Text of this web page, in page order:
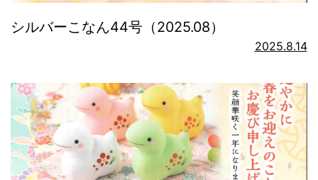
シルバーこなん44号（2025.08）
2025.8.14